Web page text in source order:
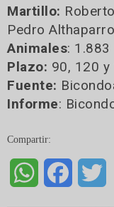
Martillo:
Pedro Althaparro
Animales: 1.883
Plazo: 90, 120
Fuente:
Informe:
Compartir:
WhatsAppFacebook